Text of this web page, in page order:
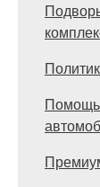
Помощь